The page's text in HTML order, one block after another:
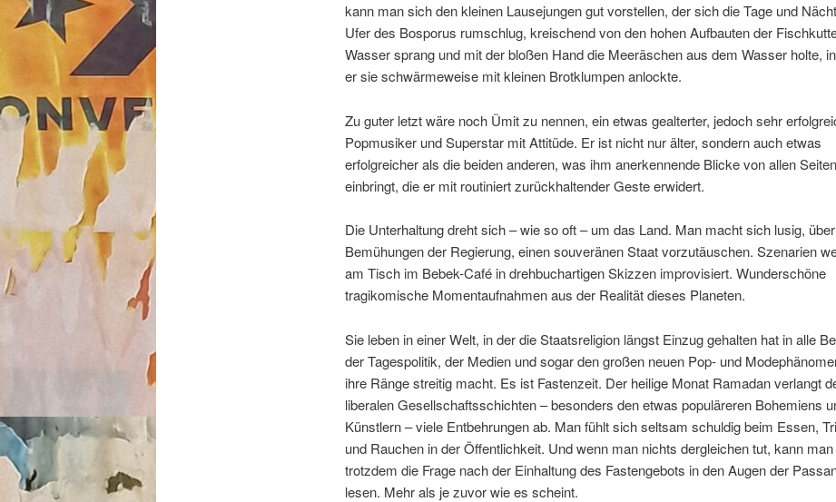
kann man sich den kleinen Lausejungen gut vorstellen, der sich die Tage und
Ufer des Bosporus rumschlug, kreischend von den hohen Aufbauten der
Wasser sprang und mit der bloßen Hand die Meeräschen aus dem Wasser holte,
er sie schwärmeweise mit kleinen Brotklumpen anlockte.
Zu guter letzt wäre noch Ümit zu nennen, ein etwas gealterter, jedoch sehr
Popmusiker und Superstar mit Attitüde. Er ist nicht nur älter, sondern auch etwas
erfolgreicher als die beiden anderen, was ihm anerkennende Blicke von allen Seiten
einbringt, die er mit routiniert zurückhaltender Geste erwidert.
Die Unterhaltung dreht sich – wie so oft – um das Land. Man macht sich lusig,
Bemühungen der Regierung, einen souveränen Staat vorzutäuschen. Szenarien
am Tisch im Bebek-Café in drehbuchartigen Skizzen improvisiert. Wunderschöne
tragikomische Momentaufnahmen aus der Realität dieses Planeten.
Sie leben in einer Welt, in der die Staatsreligion längst Einzug gehalten hat in alle
der Tagespolitik, der Medien und sogar den großen neuen Pop- und
ihre Ränge streitig macht. Es ist Fastenzeit. Der heilige Monat Ramadan verlangt
liberalen Gesellschaftsschichten – besonders den etwas populäreren Bohemiens
Künstlern – viele Entbehrungen ab. Man fühlt sich seltsam schuldig beim Essen,
und Rauchen in der Öffentlichkeit. Und wenn man nichts dergleichen tut, kann man
trotzdem die Frage nach der Einhaltung des Fastengebots in den Augen der
lesen. Mehr als je zuvor wie es scheint.